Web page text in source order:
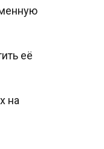
её
на